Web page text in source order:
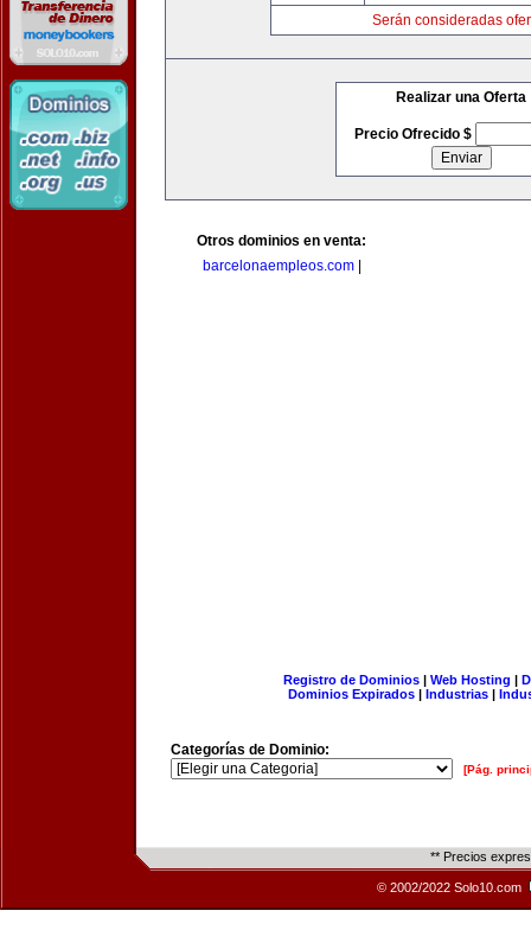
Serán consideradas
Realizar una Oferta
Precio Ofrecido $
Otros dominios en venta:
barcelonaempleos.com|
Registro de Dominios| Web Hosting |
Dominios Expirados | Industrias |
Categorías de Dominio:
[Pág.
** Precios
© 2002/2022 Solo10.com